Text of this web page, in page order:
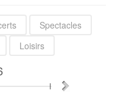
Spectacles
Loisirs